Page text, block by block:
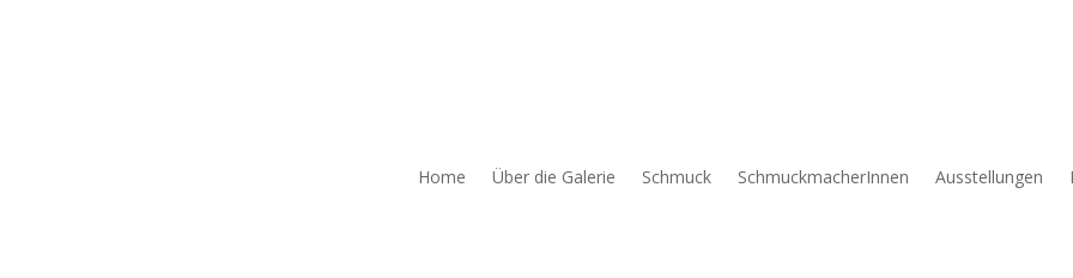
Home Über die Galerie Schmuck SchmuckmacherInnen Ausstellungen